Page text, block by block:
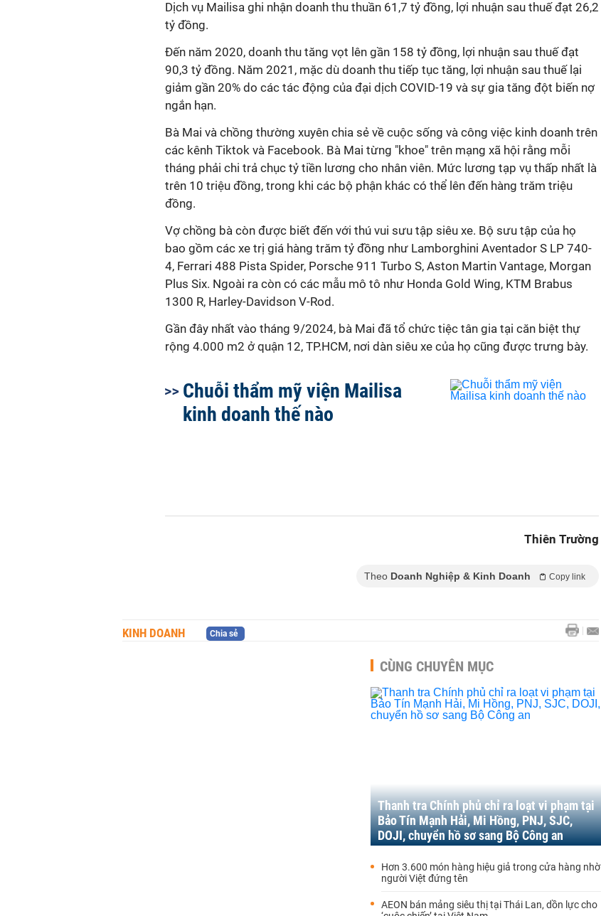
Dịch vụ Mailisa ghi nhận doanh thu thuần 61,7 tỷ đồng, lợi nhuận sau thuế đạt 26,2
tỷ đồng.
Đến năm 2020, doanh thu tăng vọt lên gần 158 tỷ đồng, lợi nhuận sau thuế đạt
90,3 tỷ đồng. Năm 2021, mặc dù doanh thu tiếp tục tăng, lợi nhuận sau thuế lại
giảm gần 20% do các tác động của đại dịch COVID-19 và sự gia tăng đột biến nợ
ngắn hạn.
Bà Mai và chồng thường xuyên chia sẻ về cuộc sống và công việc kinh doanh trên
các kênh Tiktok và Facebook. Bà Mai từng "khoe" trên mạng xã hội rằng mỗi
tháng phải chi trả chục tỷ tiền lương cho nhân viên. Mức lương tạp vụ thấp nhất là
trên 10 triệu đồng, trong khi các bộ phận khác có thể lên đến hàng trăm triệu
đồng.
Vợ chồng bà còn được biết đến với thú vui sưu tập siêu xe. Bộ sưu tập của họ
bao gồm các xe trị giá hàng trăm tỷ đồng như Lamborghini Aventador S LP 740-
4, Ferrari 488 Pista Spider, Porsche 911 Turbo S, Aston Martin Vantage, Morgan
Plus Six. Ngoài ra còn có các mẫu mô tô như Honda Gold Wing, KTM Brabus
1300 R, Harley-Davidson V-Rod.
Gần đây nhất vào tháng 9/2024, bà Mai đã tổ chức tiệc tân gia tại căn biệt thự
rộng 4.000 m2 ở quận 12, TP.HCM, nơi dàn siêu xe của họ cũng được trưng bày.
Chuỗi thẩm mỹ viện Mailisa
kinh doanh thế nào
Thiên Trường
Theo Doanh Nghiệp & Kinh Doanh Copy link
KINH DOANH Chia sẻ
CÙNG CHUYÊN MỤC
Thanh tra Chính phủ chỉ ra loạt vi phạm tại
Bảo Tín Mạnh Hải, Mi Hồng, PNJ, SJC,
DOJI, chuyển hồ sơ sang Bộ Công an
Hơn 3.600 món hàng hiệu giả trong cửa hàng nhờ
người Việt đứng tên
AEON bán mảng siêu thị tại Thái Lan, dồn lực cho